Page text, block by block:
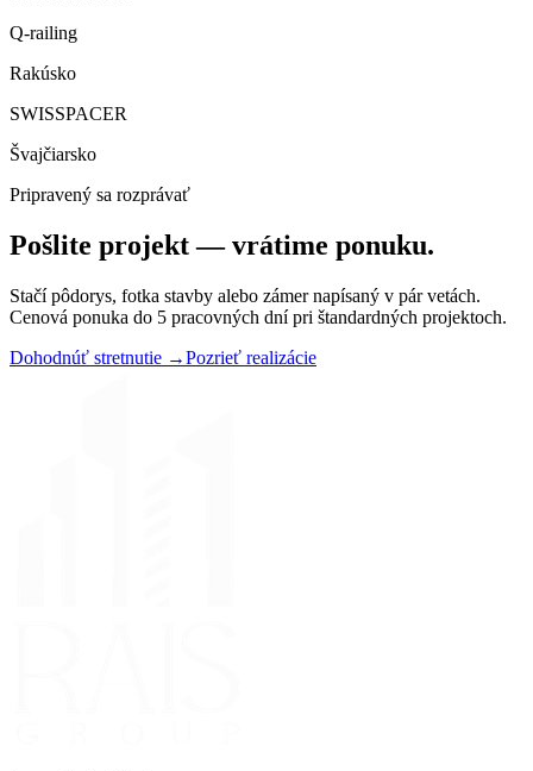
Q-railing
Rakúsko
SWISSPACER
Švajčiarsko
Pripravený sa rozprávať
Pošlite projekt — vrátime ponuku.
Stačí pôdorys, fotka stavby alebo zámer napísaný v pár vetách.
Cenová ponuka do 5 pracovných dní pri štandardných projektoch.
Dohodnúť stretnutie →Pozrieť realizácie